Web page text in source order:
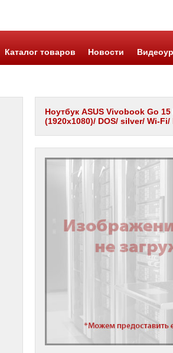
Каталог товаров Новости
Ноутбук ASUS Vivobook Go 15
(1920x1080)/ DOS/ silver/ Wi-Fi/